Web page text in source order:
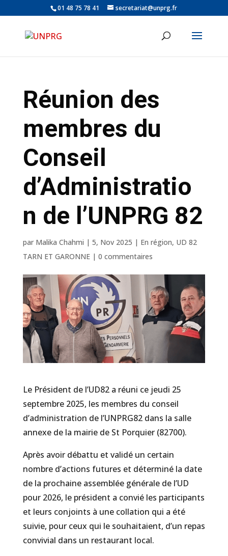
01 48 75 78 41 secretariat@unprg.fr
Réunion des
membres du
Conseil
d’Administratio
n de l’UNPRG 82
par Malika Chahmi | 5, Nov 2025 | En région, UD 82
TARN ET GARONNE| 0 commentaires
Le Président de l’UD82 a réuni ce jeudi 25
septembre 2025, les membres du conseil
d’administration de l’UNPRG82 dans la salle
annexe de la mairie de St Porquier (82700).
Après avoir débattu et validé un certain
nombre d’actions futures et déterminé la date
de la prochaine assemblée générale de l’UD
pour 2026, le président a convié les participants
et leurs conjoints à une collation qui a été
suivie, pour ceux qui le souhaitaient, d’un repas
convivial dans un restaurant local.